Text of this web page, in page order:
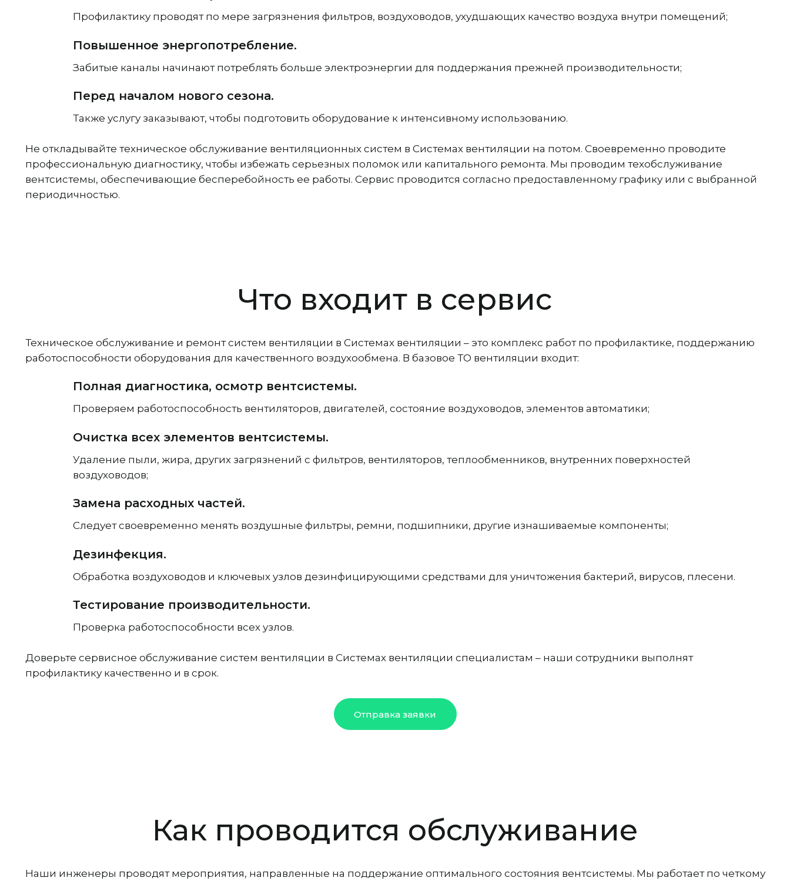
Профилактику проводят по мере загрязнения фильтров, воздуховодов, ухудшающих качество воздуха внутри помещений;
Повышенное энергопотребление.
Забитые каналы начинают потреблять больше электроэнергии для поддержания прежней производительности;
Перед началом нового сезона.
Также услугу заказывают, чтобы подготовить оборудование к интенсивному использованию.
Не откладывайте техническое обслуживание вентиляционных систем в Системах вентиляции на потом. Своевременно проводите
профессиональную диагностику, чтобы избежать серьезных поломок или капитального ремонта. Мы проводим техобслуживание
вентсистемы, обеспечивающие бесперебойность ее работы. Сервис проводится согласно предоставленному графику или с выбранной
периодичностью.
Что входит в сервис
Техническое обслуживание и ремонт систем вентиляции в Системах вентиляции – это комплекс работ по профилактике, поддержанию
работоспособности оборудования для качественного воздухообмена. В базовое ТО вентиляции входит:
Полная диагностика, осмотр вентсистемы.
Проверяем работоспособность вентиляторов, двигателей, состояние воздуховодов, элементов автоматики;
Очистка всех элементов вентсистемы.
Удаление пыли, жира, других загрязнений с фильтров, вентиляторов, теплообменников, внутренних поверхностей
воздуховодов;
Замена расходных частей.
Следует своевременно менять воздушные фильтры, ремни, подшипники, другие изнашиваемые компоненты;
Дезинфекция.
Обработка воздуховодов и ключевых узлов дезинфицирующими средствами для уничтожения бактерий, вирусов, плесени.
Тестирование производительности.
Проверка работоспособности всех узлов.
Доверьте сервисное обслуживание систем вентиляции в Системах вентиляции специалистам – наши сотрудники выполнят
профилактику качественно и в срок.
Отправка заявки
Как проводится обслуживание
Наши инженеры проводят мероприятия, направленные на поддержание оптимального состояния вентсистемы. Мы работает по четкому